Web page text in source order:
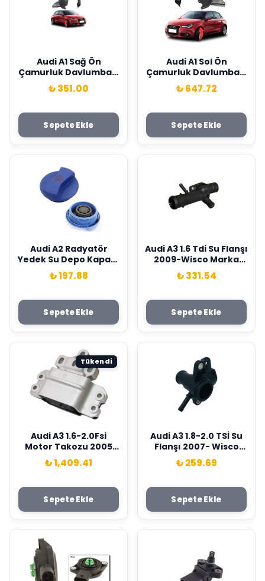
Audi A1 Sağ Ön
Çamurluk Davlumbazı
2011-2014 Wisco Marka
8X0809962C
₺ 351.00
Sepete Ekle
Audi A1 Sol Ön
Çamurluk Davlumbazı
2011-2014 Wisco Marka
8X0809961C
₺ 647.72
Sepete Ekle
Audi A2 Radyatör
Yedek Su Depo Kapağı
Wisco Marka
1J0121321B
₺ 197.88
Sepete Ekle
Audi A3 1.6 Tdi Su Flanşı
2009-Wisco Marka
03L121132F
₺ 331.54
Sepete Ekle
Tükendi
Audi A3 1.6-2.0Fsi
Motor Takozu 2005
Sonrası Wisco Marka
3C0199555Q
₺ 1,409.41
Sepete Ekle
Audi A3 1.8-2.0 TSİ Su
Flanşı 2007- Wisco
Marka 06J121132F
₺ 259.69
Sepete Ekle